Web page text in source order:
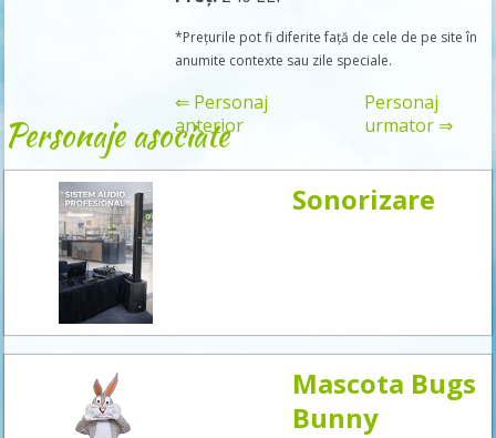
*Prețurile pot fi diferite față de cele de pe site în
anumite contexte sau zile speciale.
Rezervă
⇐ Personaj
anterior
Personaj
urmator ⇒
Personaje asociate
Sonorizare
Mascota Bugs
Bunny